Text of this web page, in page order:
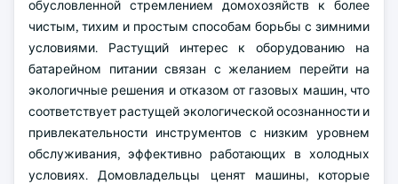
обусловленной стремлением домохозяйств к более
чистым, тихим и простым способам борьбы с зимними
условиями. Растущий интерес к оборудованию на
батарейном питании связан с желанием перейти на
экологичные решения и отказом от газовых машин, что
соответствует растущей экологической осознанности и
привлекательности инструментов с низким уровнем
обслуживания, эффективно работающих в холодных
условиях. Домовладельцы ценят машины, которые